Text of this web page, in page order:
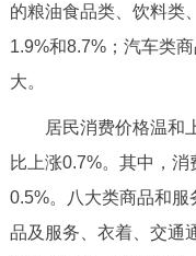
的粮油食品类、饮料类
1.9%和8.7%；汽车类
大。
居民消费价格温和
比上涨0.7%。其中，
0.5%。八大类商品和服
品及服务、衣着、交通